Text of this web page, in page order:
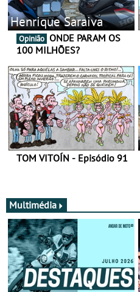
Henrique Saraiva
Opinião
100 MILHÕES?
TOM VITOÍN - Episódio 91
Multimédia